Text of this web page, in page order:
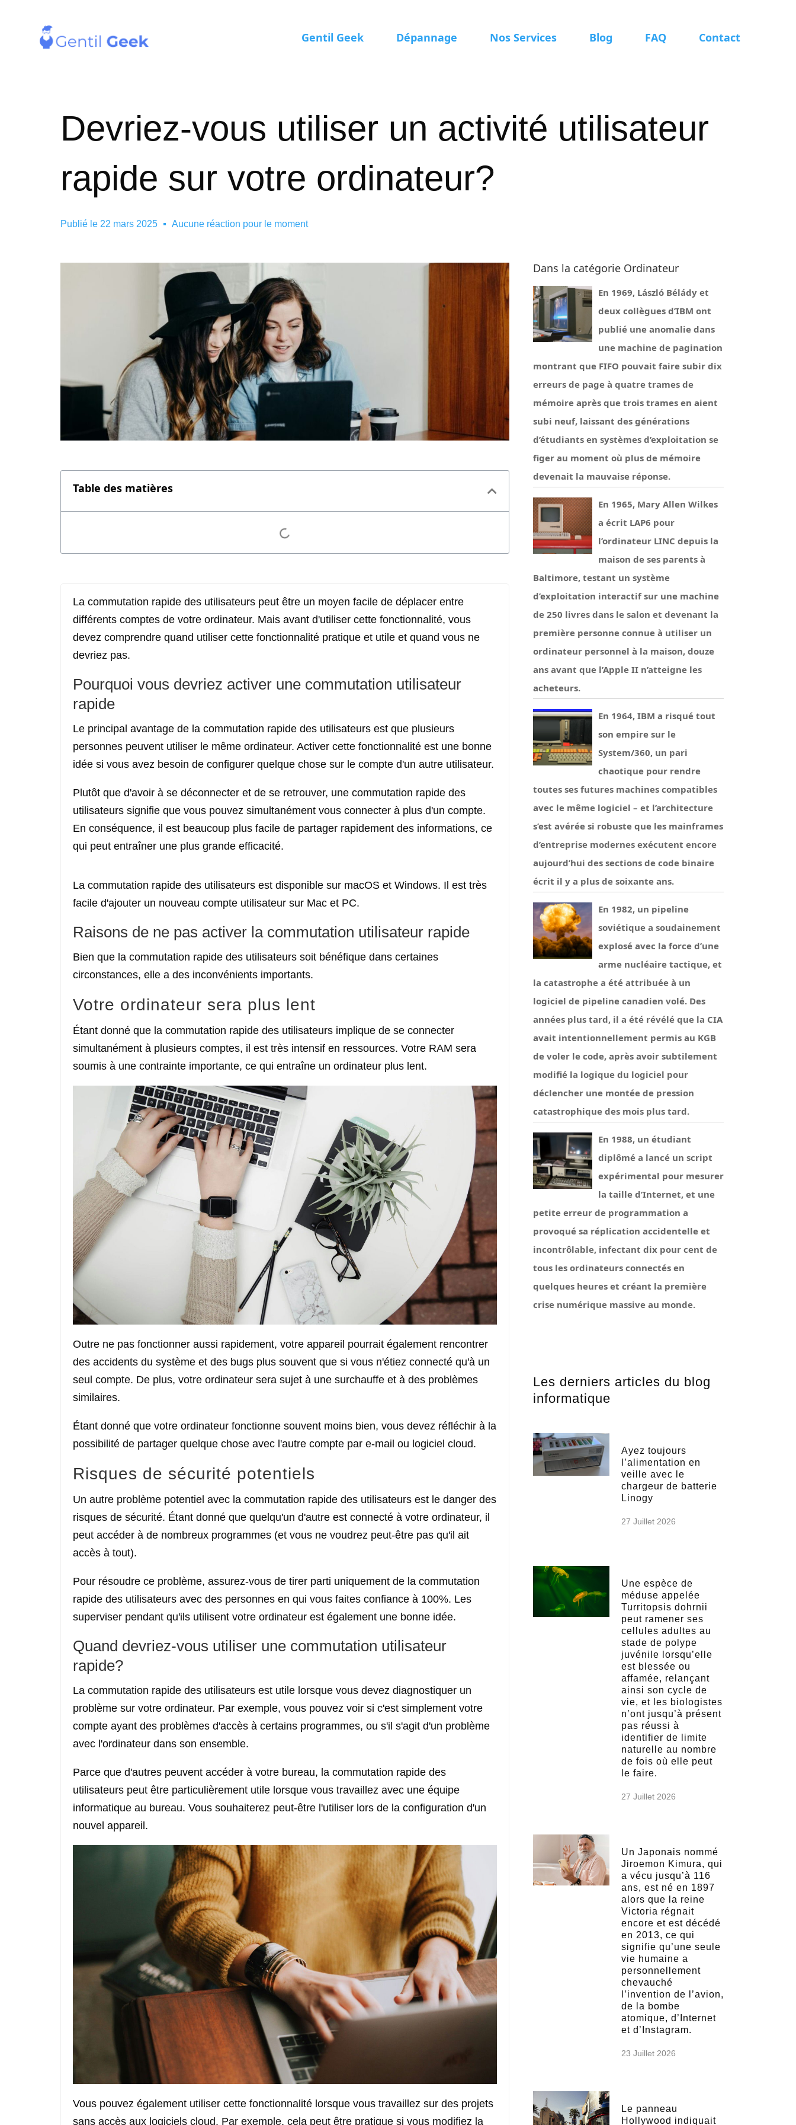
Gentil Geek Dépannage Nos Services Blog FAQ Contact
Devriez-vous utiliser un activité utilisateur
rapide sur votre ordinateur?
Publié le 22 mars 2025 Aucune réaction pour le moment
Table des matières
La commutation rapide des utilisateurs peut être un moyen facile de déplacer entre
différents comptes de votre ordinateur. Mais avant d'utiliser cette fonctionnalité, vous
devez comprendre quand utiliser cette fonctionnalité pratique et utile et quand vous ne
devriez pas.
Pourquoi vous devriez activer une commutation utilisateur
rapide
Le principal avantage de la commutation rapide des utilisateurs est que plusieurs
personnes peuvent utiliser le même ordinateur. Activer cette fonctionnalité est une bonne
idée si vous avez besoin de configurer quelque chose sur le compte d'un autre utilisateur.
Plutôt que d'avoir à se déconnecter et de se retrouver, une commutation rapide des
utilisateurs signifie que vous pouvez simultanément vous connecter à plus d'un compte.
En conséquence, il est beaucoup plus facile de partager rapidement des informations, ce
qui peut entraîner une plus grande efficacité.
La commutation rapide des utilisateurs est disponible sur macOS et Windows. Il est très
facile d'ajouter un nouveau compte utilisateur sur Mac et PC.
Raisons de ne pas activer la commutation utilisateur rapide
Bien que la commutation rapide des utilisateurs soit bénéfique dans certaines
circonstances, elle a des inconvénients importants.
Votre ordinateur sera plus lent
Étant donné que la commutation rapide des utilisateurs implique de se connecter
simultanément à plusieurs comptes, il est très intensif en ressources. Votre RAM sera
soumis à une contrainte importante, ce qui entraîne un ordinateur plus lent.
Outre ne pas fonctionner aussi rapidement, votre appareil pourrait également rencontrer
des accidents du système et des bugs plus souvent que si vous n'étiez connecté qu'à un
seul compte. De plus, votre ordinateur sera sujet à une surchauffe et à des problèmes
similaires.
Étant donné que votre ordinateur fonctionne souvent moins bien, vous devez réfléchir à la
possibilité de partager quelque chose avec l'autre compte par e-mail ou logiciel cloud.
Risques de sécurité potentiels
Un autre problème potentiel avec la commutation rapide des utilisateurs est le danger des
risques de sécurité. Étant donné que quelqu'un d'autre est connecté à votre ordinateur, il
peut accéder à de nombreux programmes (et vous ne voudrez peut-être pas qu'il ait
accès à tout).
Pour résoudre ce problème, assurez-vous de tirer parti uniquement de la commutation
rapide des utilisateurs avec des personnes en qui vous faites confiance à 100%. Les
superviser pendant qu'ils utilisent votre ordinateur est également une bonne idée.
Quand devriez-vous utiliser une commutation utilisateur
rapide?
La commutation rapide des utilisateurs est utile lorsque vous devez diagnostiquer un
problème sur votre ordinateur. Par exemple, vous pouvez voir si c'est simplement votre
compte ayant des problèmes d'accès à certains programmes, ou s'il s'agit d'un problème
avec l'ordinateur dans son ensemble.
Parce que d'autres peuvent accéder à votre bureau, la commutation rapide des
utilisateurs peut être particulièrement utile lorsque vous travaillez avec une équipe
informatique au bureau. Vous souhaiterez peut-être l'utiliser lors de la configuration d'un
nouvel appareil.
Vous pouvez également utiliser cette fonctionnalité lorsque vous travaillez sur des projets
sans accès aux logiciels cloud. Par exemple, cela peut être pratique si vous modifiez la
Dans la catégorie Ordinateur
En 1969, László Bélády et
deux collègues d’IBM ont
publié une anomalie dans
une machine de pagination
montrant que FIFO pouvait faire subir dix
erreurs de page à quatre trames de
mémoire après que trois trames en aient
subi neuf, laissant des générations
d’étudiants en systèmes d’exploitation se
figer au moment où plus de mémoire
devenait la mauvaise réponse.
En 1965, Mary Allen Wilkes
a écrit LAP6 pour
l’ordinateur LINC depuis la
maison de ses parents à
Baltimore, testant un système
d’exploitation interactif sur une machine
de 250 livres dans le salon et devenant la
première personne connue à utiliser un
ordinateur personnel à la maison, douze
ans avant que l’Apple II n’atteigne les
acheteurs.
En 1964, IBM a risqué tout
son empire sur le
System/360, un pari
chaotique pour rendre
toutes ses futures machines compatibles
avec le même logiciel – et l’architecture
s’est avérée si robuste que les mainframes
d’entreprise modernes exécutent encore
aujourd’hui des sections de code binaire
écrit il y a plus de soixante ans.
En 1982, un pipeline
soviétique a soudainement
explosé avec la force d’une
arme nucléaire tactique, et
la catastrophe a été attribuée à un
logiciel de pipeline canadien volé. Des
années plus tard, il a été révélé que la CIA
avait intentionnellement permis au KGB
de voler le code, après avoir subtilement
modifié la logique du logiciel pour
déclencher une montée de pression
catastrophique des mois plus tard.
En 1988, un étudiant
diplômé a lancé un script
expérimental pour mesurer
la taille d’Internet, et une
petite erreur de programmation a
provoqué sa réplication accidentelle et
incontrôlable, infectant dix pour cent de
tous les ordinateurs connectés en
quelques heures et créant la première
crise numérique massive au monde.
Les derniers articles du blog
informatique
Ayez toujours
l’alimentation en
veille avec le
chargeur de batterie
Linogy
27 Juillet 2026
Une espèce de
méduse appelée
Turritopsis dohrnii
peut ramener ses
cellules adultes au
stade de polype
juvénile lorsqu’elle
est blessée ou
affamée, relançant
ainsi son cycle de
vie, et les biologistes
n’ont jusqu’à présent
pas réussi à
identifier de limite
naturelle au nombre
de fois où elle peut
le faire.
27 Juillet 2026
Un Japonais nommé
Jiroemon Kimura, qui
a vécu jusqu’à 116
ans, est né en 1897
alors que la reine
Victoria régnait
encore et est décédé
en 2013, ce qui
signifie qu’une seule
vie humaine a
personnellement
chevauché
l’invention de l’avion,
de la bombe
atomique, d’Internet
et d’Instagram.
23 Juillet 2026
Le panneau
Hollywood indiquait